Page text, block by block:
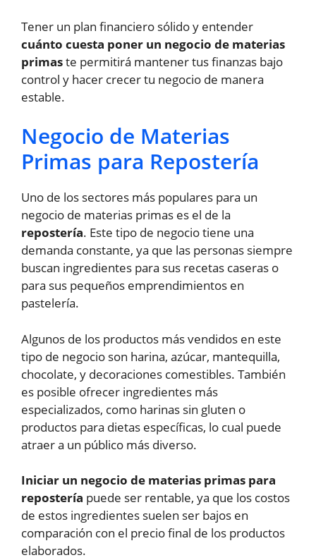
Tener un plan financiero sólido y entender
cuánto cuesta poner un negocio de materias
primaste permitirá mantener tus finanzas bajo
control y hacer crecer tu negocio de manera
estable.
Negocio de Materias
Primas para Repostería
Uno de los sectores más populares para un
negocio de materias primas es el de la
repostería. Este tipo de negocio tiene una
demanda constante, ya que las personas siempre
buscan ingredientes para sus recetas caseras o
para sus pequeños emprendimientos en
pastelería.
Algunos de los productos más vendidos en este
tipo de negocio son harina, azúcar, mantequilla,
chocolate, y decoraciones comestibles. También
es posible ofrecer ingredientes más
especializados, como harinas sin gluten o
productos para dietas específicas, lo cual puede
atraer a un público más diverso.
Iniciar un negocio de materias primas para
repostería puede ser rentable, ya que los costos
de estos ingredientes suelen ser bajos en
comparación con el precio final de los productos
elaborados.